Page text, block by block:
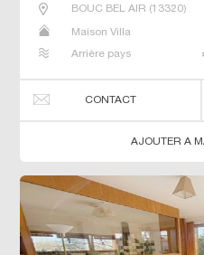
BOUC BEL AIR (13320)
Maison Villa
Arrière pays
CONTACT
AJOUTER A